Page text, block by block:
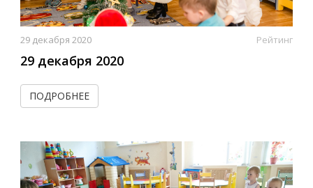
29 декабря 2020 Рейтинг
29 декабря 2020
ПОДРОБНЕЕ